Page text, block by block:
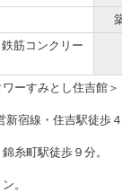
筋コンクリー
ーすみとし住吉館＞
新宿線・住吉駅徒歩４
糸町駅徒歩９分。
。